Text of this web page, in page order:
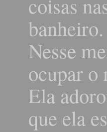
coisas
banheiro.
Nesse
ocupar o
Ela
que ela